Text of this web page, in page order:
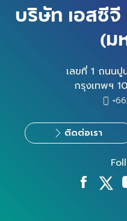
บริษัท เอสซี
(ม
เลขที่ 1 ถนนปู
กรุงเทพฯ
ติดต่อเรา